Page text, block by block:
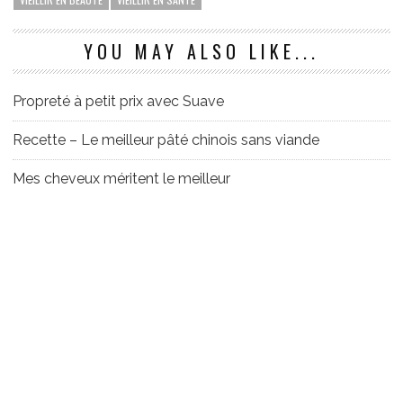
YOU MAY ALSO LIKE...
Propreté à petit prix avec Suave
Recette – Le meilleur pâté chinois sans viande
Mes cheveux méritent le meilleur